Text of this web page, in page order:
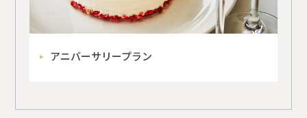
アニバーサリープラン